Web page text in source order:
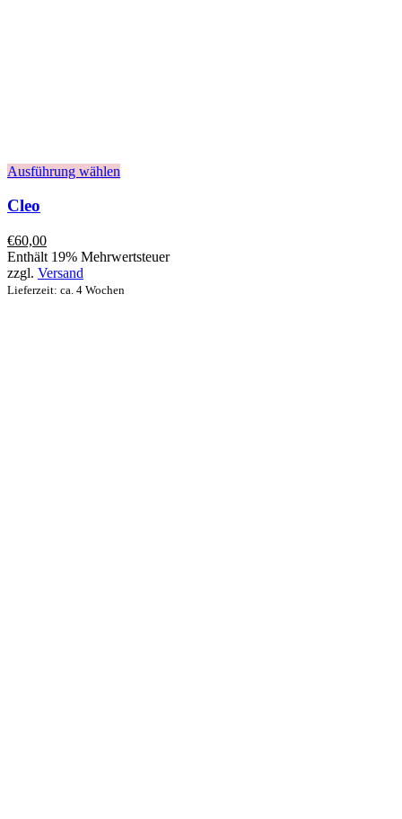
Ausführung wählen
Cleo
€60,00
Enthält 19% Mehrwertsteuer
zzgl. Versand
Lieferzeit: ca. 4 Wochen